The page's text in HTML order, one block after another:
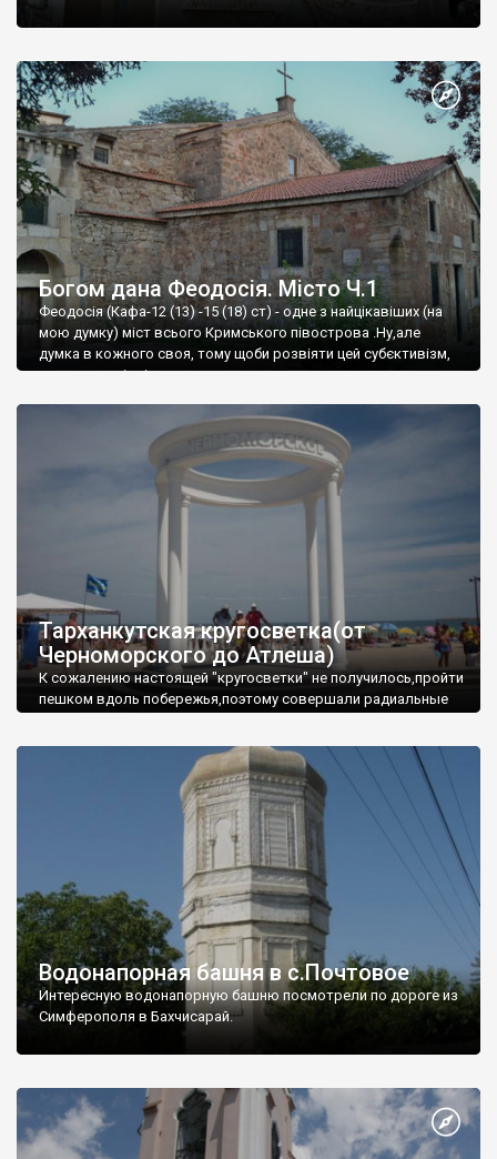
Богом дана Феодосія. Місто Ч.1
Феодосія (Кафа-12 (13) -15 (18) ст) - одне з найцікавіших (на
мою думку) міст всього Кримського півострова .Ну,але
думка в кожного своя, тому щоби розвіяти цей субєктивізм,
запрошую відвідати це
Тарханкутская кругосветка(от
Черноморского до Атлеша)
К сожалению настоящей "кругосветки" не получилось,пройти
пешком вдоль побережья,поэтому совершали радиальные
Водонапорная башня в с.Почтовое
Интересную водонапорную башню посмотрели по дороге из
Симферополя в Бахчисарай.